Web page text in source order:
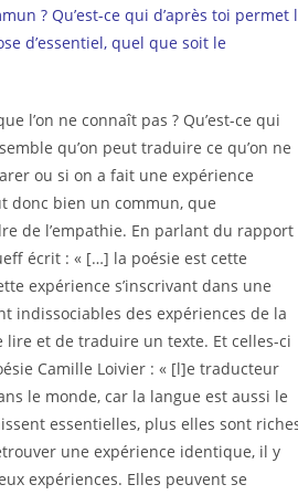
? Qu’est-ce qui d’après toi permet
d’essentiel, quel que soit le
l’on ne connaît pas ? Qu’est-ce qui
qu’on peut traduire ce qu’on ne
ou si on a fait une expérience
donc bien un commun, que
de l’empathie. En parlant du rapport
écrit : « […] la poésie est cette
expérience s’inscrivant dans une
indissociables des expériences de la
et de traduire un texte. Et celles-ci
Camille Loivier : « [l]e traducteur
le monde, car la langue est aussi le
essentielles, plus elles sont
une expérience identique, il y
expériences. Elles peuvent se